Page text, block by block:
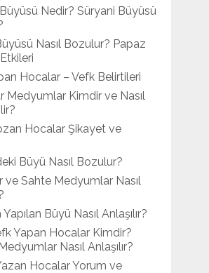
Nedir? Süryani Büyüsü
Nasıl Bozulur? Papaz
Hocalar – Vefk Belirtileri
Medyumlar Kimdir ve Nasıl
Hocalar Şikayet ve
Büyü Nasıl Bozulur?
ve Sahte Medyumlar Nasıl
Büyü Nasıl Anlaşılır?
Yapan Hocalar Kimdir?
Nasıl Anlaşılır?
Hocalar Yorum ve